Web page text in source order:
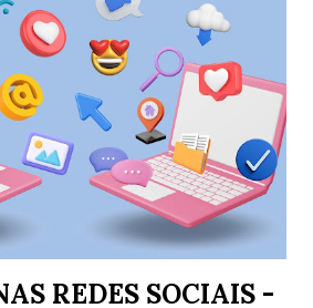
REDES SOCIAIS -